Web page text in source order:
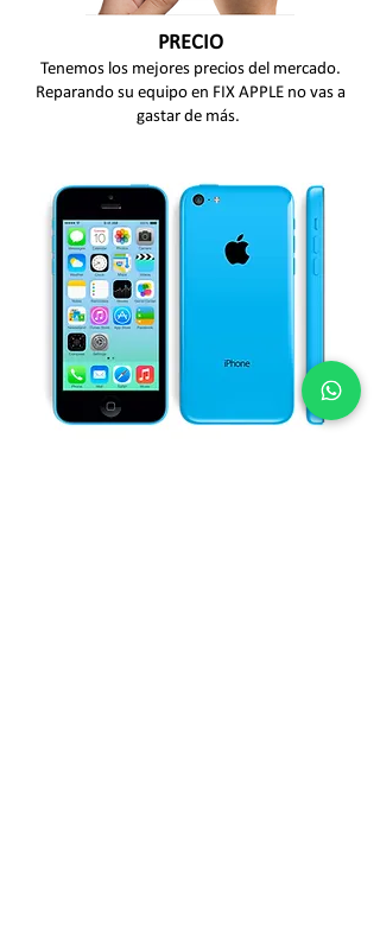
PRECIO
Tenemos los mejores precios del mercado.
Reparando su equipo en FIX APPLE no vas a
gastar de más.